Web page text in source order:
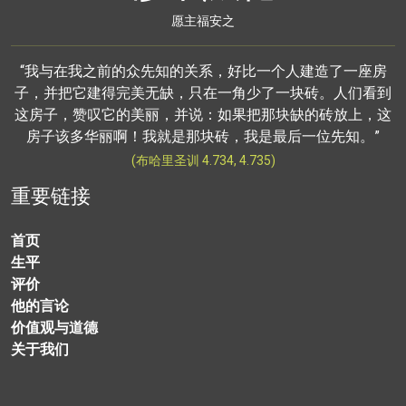
愿主福安之
“我与在我之前的众先知的关系，好比一个人建造了一座房
子，并把它建得完美无缺，只在一角少了一块砖。人们看到
这房子，赞叹它的美丽，并说：如果把那块缺的砖放上，这
房子该多华丽啊！我就是那块砖，我是最后一位先知。”
(布哈里圣训 4.734, 4.735)
重要链接
首页
生平
评价
他的言论
价值观与道德
关于我们